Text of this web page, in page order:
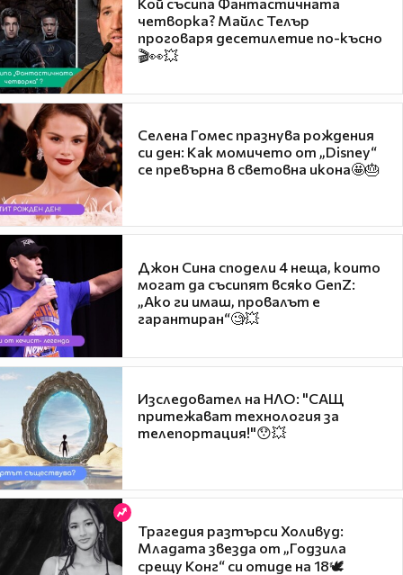
четворка? Майлс Телър
проговаря десетилетие по-късно
🎬👀💥
Селена Гомес празнува рождения
си ден: Как момичето от „Disney“
се превърна в световна икона🤩🎂
Джон Сина сподели 4 неща, които
могат да съсипят всяко GenZ:
„Ако ги имаш, провалът е
гарантиран“🧐💥
Изследовател на НЛО: "САЩ
притежават технология за
телепортация!"😯💥
Трагедия разтърси Холивуд:
Младата звезда от „Годзила
срещу Конг“ си отиде на 18🕊️